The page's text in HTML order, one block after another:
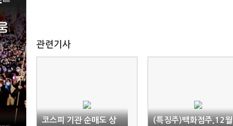
관련기사
코스피 기관 순매도 상
(특징주)백화점주,12월